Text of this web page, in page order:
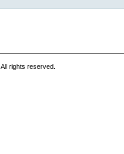
All rights reserved.